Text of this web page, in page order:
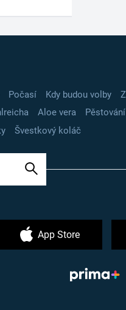
Počasí Kdy budou volby
Aloe vera
Švestkový koláč
App Store